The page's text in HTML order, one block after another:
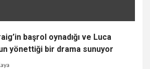
başrol oynadığı ve Luca
yönettiği bir drama sunuyor